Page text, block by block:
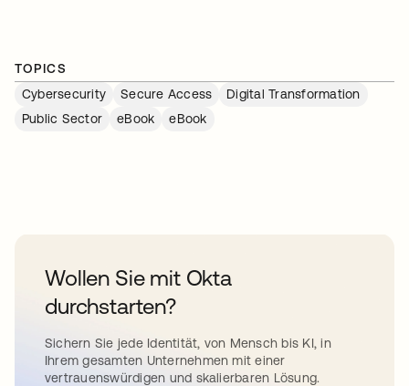
TOPICS
Cybersecurity
Secure Access
Digital Transformation
Public Sector
eBook eBook
Wollen Sie mit Okta
durchstarten?
Sichern Sie jede Identität, von Mensch bis KI, in
Ihrem gesamten Unternehmen mit einer
vertrauenswürdigen und skalierbaren Lösung.